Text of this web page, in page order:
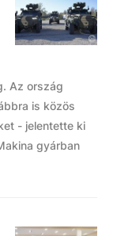
Az ország
is közös
- jelentette ki
gyárban